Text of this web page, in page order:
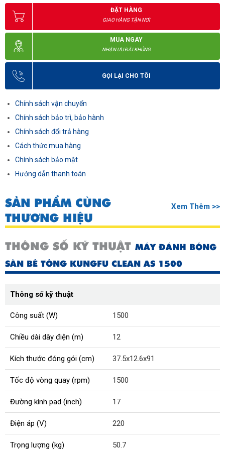
ĐẶT HÀNG
GIAO HÀNG TẬN NƠI
MUA NGAY
NHẬN ƯU ĐÃI KHỦNG
GỌI LẠI CHO TÔI
Chính sách vận chuyển
Chính sách bảo trì, bảo hành
Chính sách đổi trả hàng
Cách thức mua hàng
Chính sách bảo mật
Hướng dẫn thanh toán
SẢN PHẨM CÙNG
THƯƠNG HIỆU
Xem Thêm >>
THÔNG SỐ KỸ THUẬT MÁY ĐÁNH BÓNG
SÀN BÊ TÔNG KUNGFU CLEAN AS 1500
Thông số kỹ thuật
Công suất (W) 1500
Chiều dài dây điện (m) 12
Kích thước đóng gói (cm) 37.5x12.6x91
Tốc độ vòng quay (rpm) 1500
Đường kính pad (inch) 17
Điện áp (V) 220
Trọng lượng (kg) 50.7